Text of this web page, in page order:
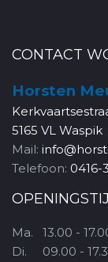
CONTACT
Horsten
5165 VL Waspik
Mail:
Telefoon: 0416-
Ma.
Di.
13.00 -
09.00 -